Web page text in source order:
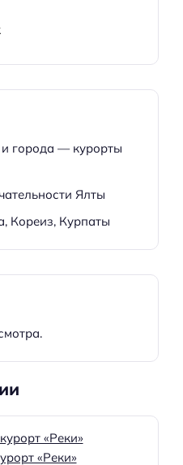
города — курорты
Ялты
Кореиз, Курпаты
«Реки»